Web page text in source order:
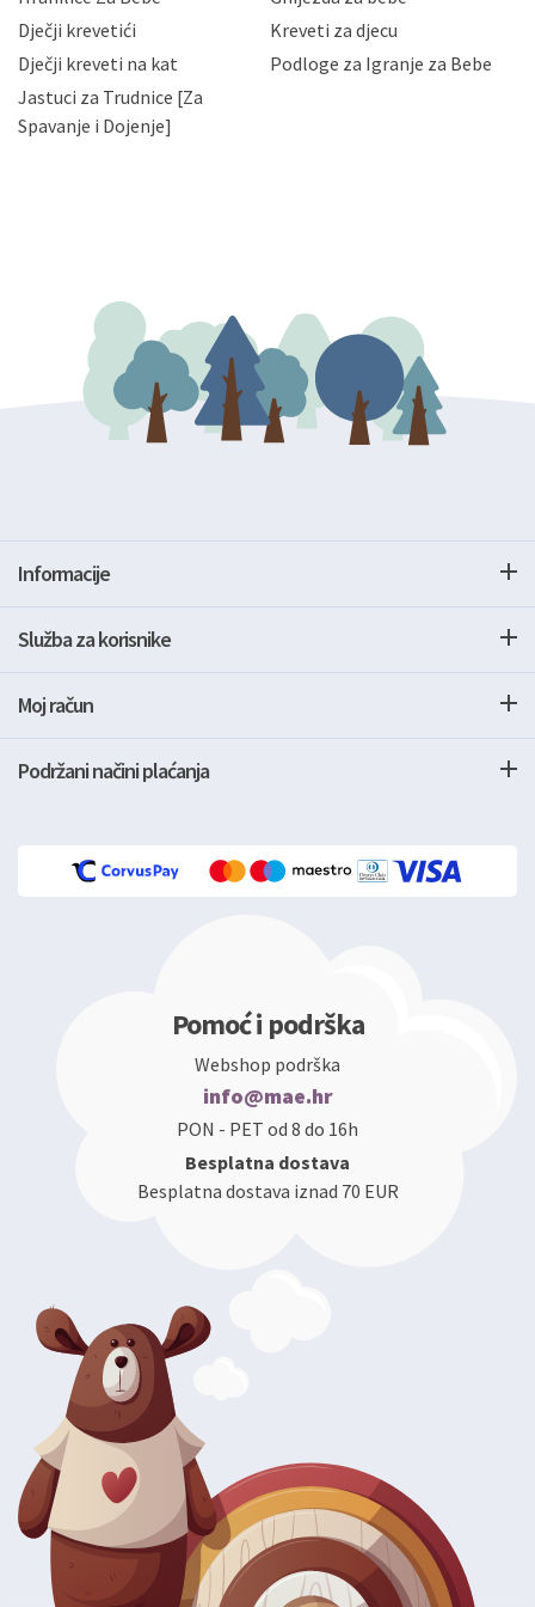
slučajevima koji su dozvoljeni zakonima. Napominjemo
da možete u svako doba, u potpunosti ili djelomice,
zatražiti prestanak aktivnosti obrade Vaših osobnih
podataka. Opoziv privole možete podnijeti poštom na
gore navedenu adresu ili e-mailom na adresu:
Dječji krevetići
Kreveti za djecu
Dječji kreveti na kat
Podloge za Igranje za Bebe
Jastuci za Trudnice [Za
Spavanje i Dojenje]
Informacije
Služba za korisnike
Moj račun
Podržani načini plaćanja
Pomoć i podrška
Webshop podrška
info@mae.hr
PON - PET od 8 do 16h
Besplatna dostava
Besplatna dostava iznad 70 EUR